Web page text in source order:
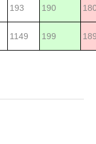
193 190
1149 199